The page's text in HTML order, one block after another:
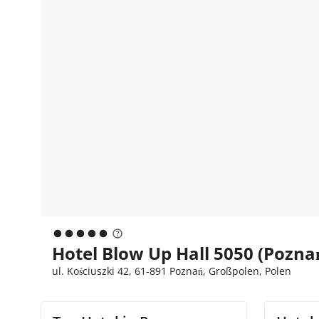
Hotel Blow Up Hall 5050
ul. Kościuszki 42, 61-891 Poznań, Großpolen, Polen